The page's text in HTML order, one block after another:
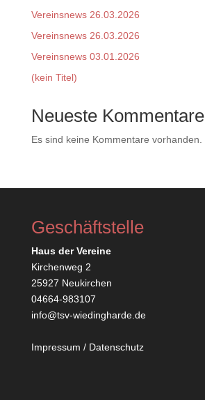
Vereinsnews 26.03.2026
Vereinsnews 26.03.2026
Vereinsnews 03.01.2026
(kein Titel)
Neueste Kommentare
Es sind keine Kommentare vorhanden.
Geschäftstelle
Haus der Vereine
Kirchenweg 2
25927 Neukirchen
04664-983107
info@tsv-wiedingharde.de
Impressum / Datenschutz